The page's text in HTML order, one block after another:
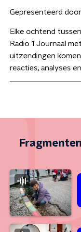
Gepresenteerd
Elke ochtend
Radio 1 Journaal
uitzendingen
reacties, analyses